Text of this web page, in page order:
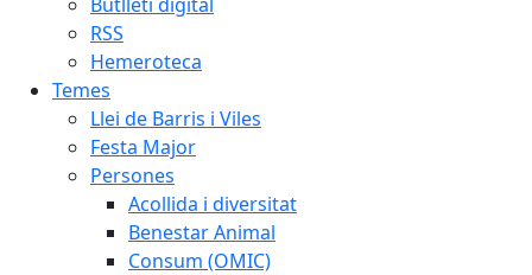
RSS
Hemeroteca
Temes
Llei de Barris i Viles
Festa Major
Persones
Acollida i diversitat
Benestar Animal
Consum (OMIC)